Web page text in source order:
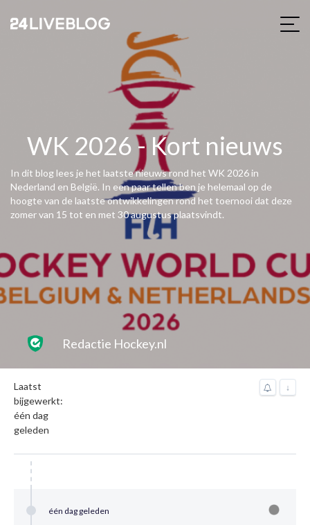
WK 2026 - Kort nieuws
In dit blog lees je het laatste nieuws rond het WK 2026 in
Nederland en België. In een paar tellen ben je helemaal op de
hoogte van de laatste ontwikkelingen rond het toernooi dat deze
zomer van 15 tot en met 30 augustus plaatsvindt.
Redactie Hockey.nl
Laatst
bijgewerkt:
één dag
geleden
↓
één dag geleden